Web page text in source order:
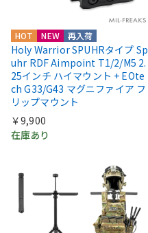
HOT NEW 再入荷
Holy Warrior SPUHRタイプ Sp
uhr RDF Aimpoint T1/2/M5 2.
25インチ ハイマウント + EOte
ch G33/G43 マグニファイア フ
リップマウント
￥9,900
在庫あり